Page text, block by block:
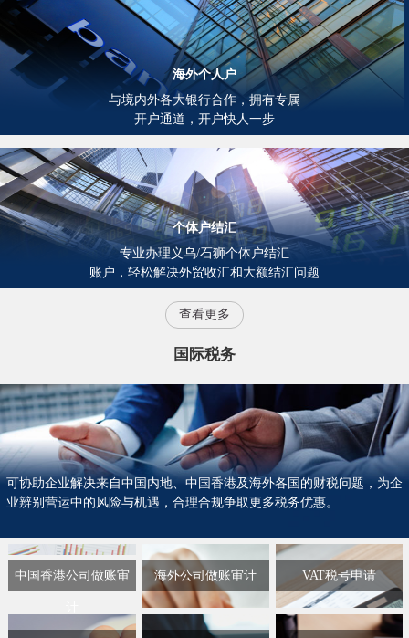
海外个人户
与境内外各大银行合作，拥有专属
开户通道，开户快人一步
个体户结汇
专业办理义乌/石狮个体户结汇
账户，轻松解决外贸收汇和大额结汇问题
查看更多
国际税务
可协助企业解决来自中国内地、中国香港及海外各国的财税问题，为企
业辨别营运中的风险与机遇，合理合规争取更多税务优惠。
中国香港公司做账审 海外公司做账审计 VAT税号申请